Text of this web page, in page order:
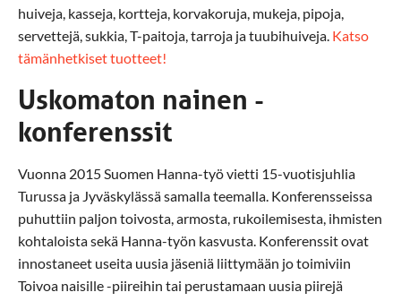
huiveja, kasseja, kortteja, korvakoruja, mukeja, pipoja,
servettejä, sukkia, T-paitoja, tarroja ja tuubihuiveja. Katso
tämänhetkiset tuotteet!
Uskomaton nainen -
konferenssit
Vuonna 2015 Suomen Hanna-työ vietti 15-vuotisjuhlia
Turussa ja Jyväskylässä samalla teemalla. Konferensseissa
puhuttiin paljon toivosta, armosta, rukoilemisesta, ihmisten
kohtaloista sekä Hanna-työn kasvusta. Konferenssit ovat
innostaneet useita uusia jäseniä liittymään jo toimiviin
Toivoa naisille -piireihin tai perustamaan uusia piirejä